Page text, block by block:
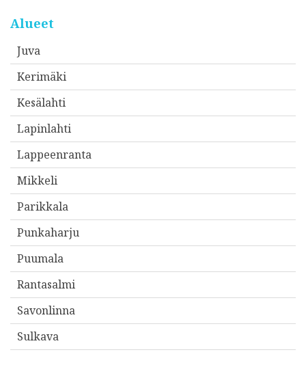
o
t
e
s
Alueet
Juva
Kerimäki
Kesälahti
Lapinlahti
Lappeenranta
Mikkeli
Parikkala
Punkaharju
Puumala
Rantasalmi
Savonlinna
Sulkava